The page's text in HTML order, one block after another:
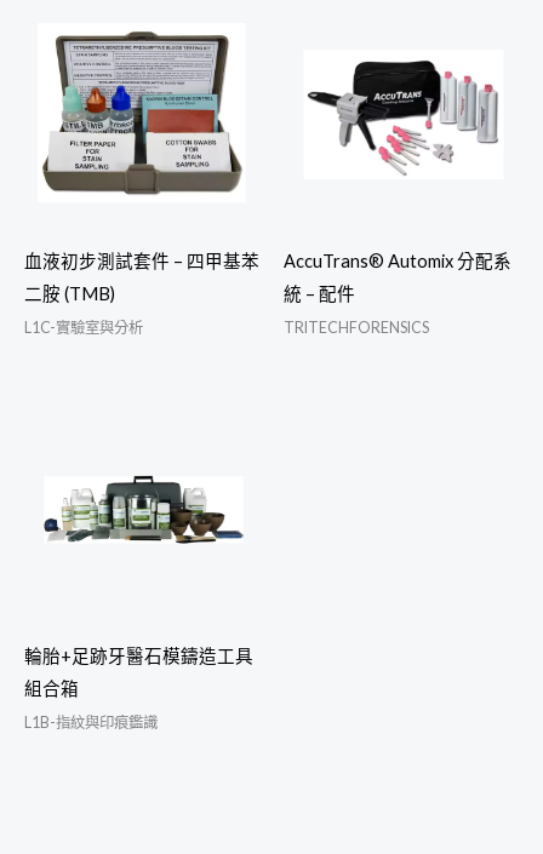
血液初步測試套件 – 四甲基苯
二胺 (TMB)
L1C-實驗室與分析
AccuTrans® Automix 分配系
統 – 配件
TRITECHFORENSICS
輪胎+足跡牙醫石模鑄造工具
組合箱
L1B-指紋與印痕鑑識